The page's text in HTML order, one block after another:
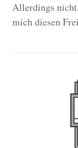
Allerdings
mich diesen